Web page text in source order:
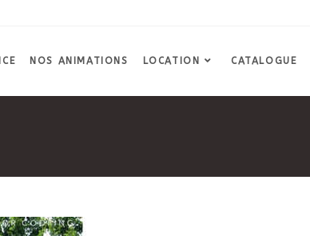
NOS ANIMATIONS LOCATION CATALOGUE